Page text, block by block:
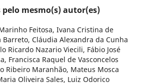
mesmo(s) autor(es)
Feitosa, Ivana Cristina de
Barreto, Cláudia Alexandra da Cunha
Ricardo Nazario Viecili, Fábio José
Francisca Raquel de Vasconcelos
Ribeiro Maranhão, Mateus Mosca
Oliveira Sales, Luiz Odorico